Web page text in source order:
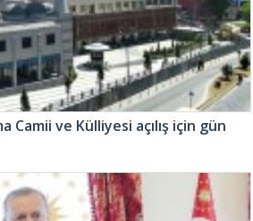
Camii ve Külliyesi açılış için gün